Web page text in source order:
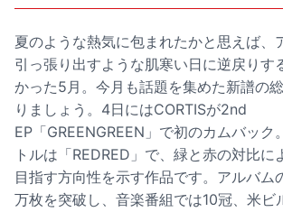
夏のような熱気に包まれたかと思えば、
引っ張り出すような肌寒い日に逆戻りす
かった5月。今月も話題を集めた新譜の
りましょう。4日にはCORTISが2nd
EP「GREENGREEN」で初のカムバック
トルは「REDRED」で、緑と赤の対比に
目指す方向性を示す作品です。アルバム
万枚を突破し、音楽番組では10冠、米ビ